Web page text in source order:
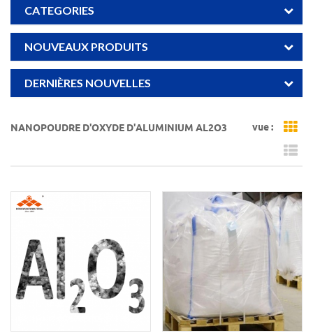
CATEGORIES
NOUVEAUX PRODUITS
DERNIÈRES NOUVELLES
NANOPOUDRE D'OXYDE D'ALUMINIUM AL2O3 vue :